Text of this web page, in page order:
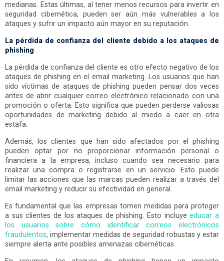
medianas. Estas últimas, al tener menos recursos para invertir en
seguridad cibernética, pueden ser aún más vulnerables a los
ataques y sufrir un impacto aún mayor en su reputación.
La pérdida de confianza del cliente debido a los ataques de
phishing
La pérdida de confianza del cliente es otro efecto negativo de los
ataques de phishing en el email marketing. Los usuarios que han
sido víctimas de ataques de phishing pueden pensar dos veces
antes de abrir cualquier correo electrónico relacionado con una
promoción o oferta. Esto significa que pueden perderse valiosas
oportunidades de marketing debido al miedo a caer en otra
estafa.
Además, los clientes que han sido afectados por el phishing
pueden optar por no proporcionar información personal o
financiera a la empresa, incluso cuando sea necesario para
realizar una compra o registrarse en un servicio. Esto puede
limitar las acciones que las marcas pueden realizar a través del
email marketing y reducir su efectividad en general.
Es fundamental que las empresas tomen medidas para proteger
a sus clientes de los ataques de phishing. Esto incluyeeducar a
los usuarios sobre cómo identificar correos electrónicos
fraudulentos, implementar medidas de seguridad robustas y estar
siempre alerta ante posibles amenazas cibernéticas.